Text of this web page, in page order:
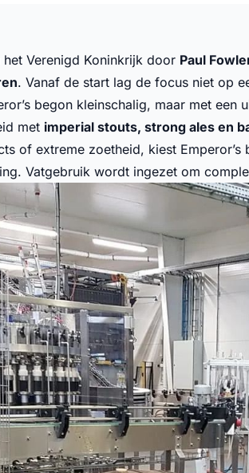
Verenigd Koninkrijk door Paul
. Vanaf de start lag de focus niet op
begon kleinschalig, maar met een
met imperial stouts, strong ales en
of extreme zoetheid, kiest Emperor’s
Vatgebruik wordt ingezet om